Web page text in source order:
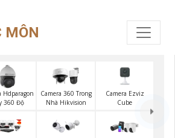
MÔN
Hdparagon
360 Độ
Camera 360 Trong
Nhà Hikvision
Camera Ezviz
Cube